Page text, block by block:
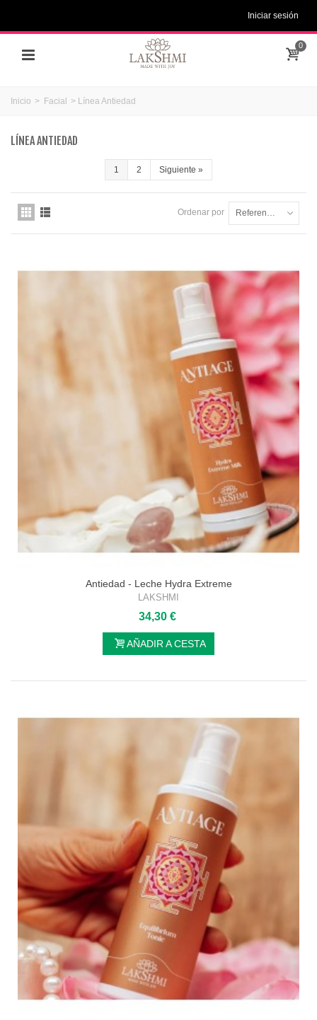
Iniciar sesión
0
Inicio > Facial > Línea Antiedad
LÍNEA ANTIEDAD
1 2 Siguiente »
Ordenar por Referencia: la más baja primero
Antiedad - Leche Hydra Extreme
LAKSHMI
34,30 €
AÑADIR A CESTA